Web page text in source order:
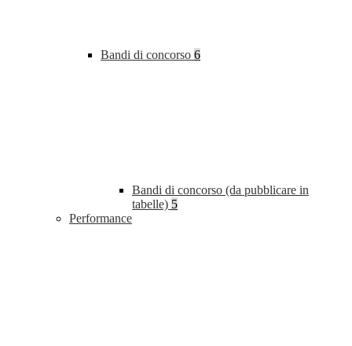
Bandi di concorso 6
Bandi di concorso (da pubblicare in
tabelle) 5
Performance